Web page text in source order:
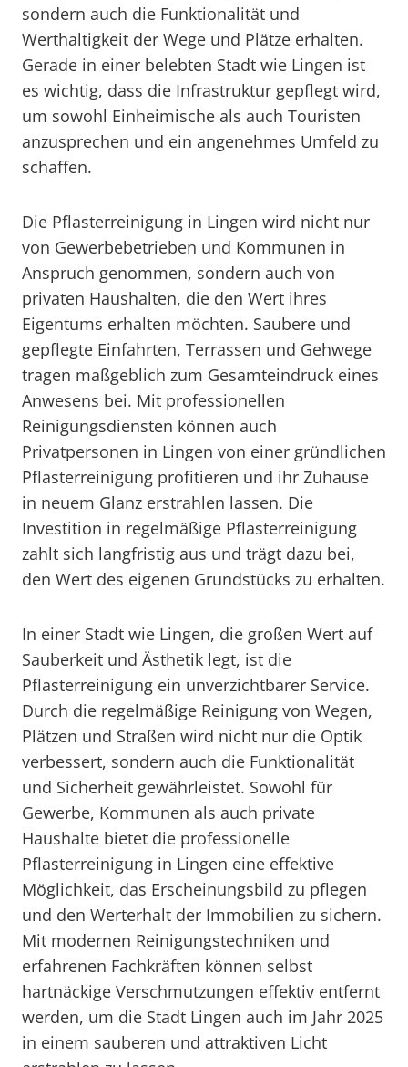
sondern auch die Funktionalität und
Werthaltigkeit der Wege und Plätze erhalten.
Gerade in einer belebten Stadt wie Lingen ist
es wichtig, dass die Infrastruktur gepflegt wird,
um sowohl Einheimische als auch Touristen
anzusprechen und ein angenehmes Umfeld zu
schaffen.
Die Pflasterreinigung in Lingen wird nicht nur
von Gewerbebetrieben und Kommunen in
Anspruch genommen, sondern auch von
privaten Haushalten, die den Wert ihres
Eigentums erhalten möchten. Saubere und
gepflegte Einfahrten, Terrassen und Gehwege
tragen maßgeblich zum Gesamteindruck eines
Anwesens bei. Mit professionellen
Reinigungsdiensten können auch
Privatpersonen in Lingen von einer gründlichen
Pflasterreinigung profitieren und ihr Zuhause
in neuem Glanz erstrahlen lassen. Die
Investition in regelmäßige Pflasterreinigung
zahlt sich langfristig aus und trägt dazu bei,
den Wert des eigenen Grundstücks zu erhalten.
In einer Stadt wie Lingen, die großen Wert auf
Sauberkeit und Ästhetik legt, ist die
Pflasterreinigung ein unverzichtbarer Service.
Durch die regelmäßige Reinigung von Wegen,
Plätzen und Straßen wird nicht nur die Optik
verbessert, sondern auch die Funktionalität
und Sicherheit gewährleistet. Sowohl für
Gewerbe, Kommunen als auch private
Haushalte bietet die professionelle
Pflasterreinigung in Lingen eine effektive
Möglichkeit, das Erscheinungsbild zu pflegen
und den Werterhalt der Immobilien zu sichern.
Mit modernen Reinigungstechniken und
erfahrenen Fachkräften können selbst
hartnäckige Verschmutzungen effektiv entfernt
werden, um die Stadt Lingen auch im Jahr 2025
in einem sauberen und attraktiven Licht